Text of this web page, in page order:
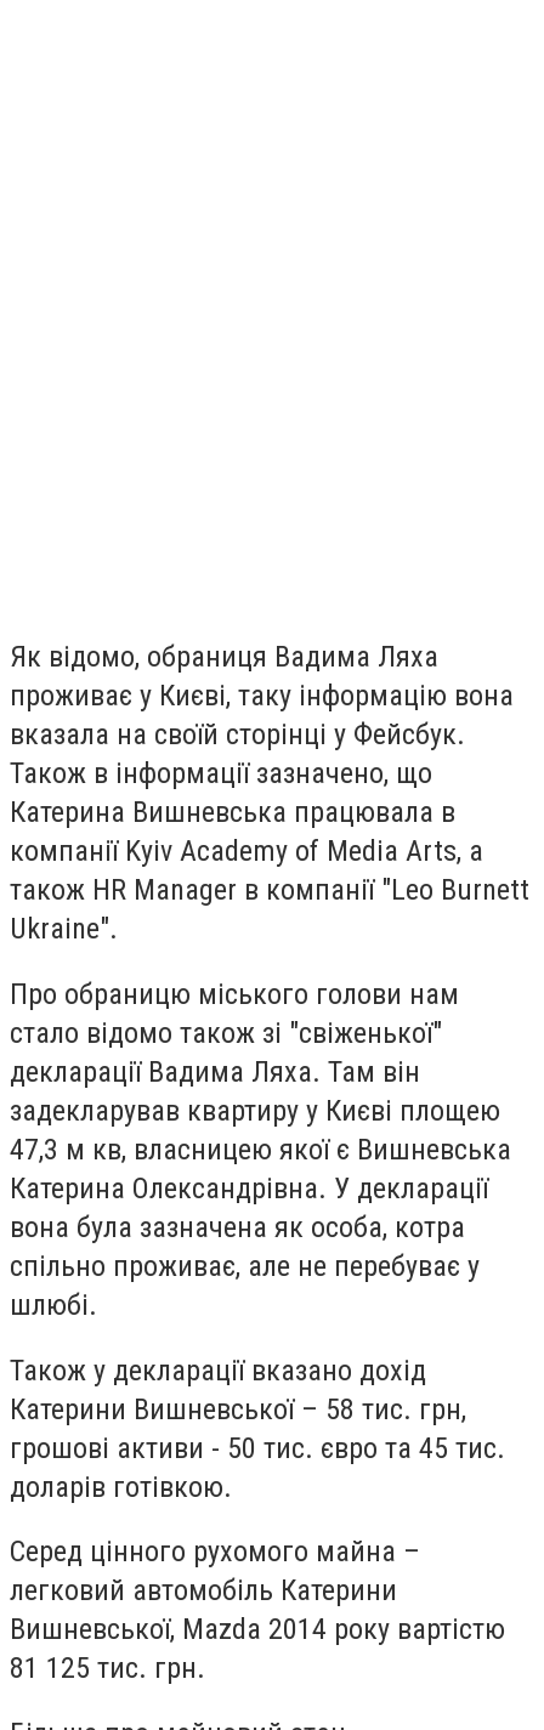
Як відомо, обраниця Вадима Ляха
проживає у Києві, таку інформацію вона
вказала на своїй сторінці у Фейсбук.
Також в інформації зазначено, що
Катерина Вишневська працювала в
компанії Kyiv Academy of Media Arts, а
також HR Manager в компанії "Leo Burnett
Ukraine".
Про обраницю міського голови нам
стало відомо також зі "свіженької"
декларації Вадима Ляха. Там він
задекларував квартиру у Києві площею
47,3 м кв, власницею якої є Вишневська
Катерина Олександрівна. У декларації
вона була зазначена як особа, котра
спільно проживає, але не перебуває у
шлюбі.
Також у декларації вказано дохід
Катерини Вишневської – 58 тис. грн,
грошові активи - 50 тис. євро та 45 тис.
доларів готівкою.
Серед цінного рухомого майна –
легковий автомобіль Катерини
Вишневської, Mazda 2014 року вартістю
81 125 тис. грн.